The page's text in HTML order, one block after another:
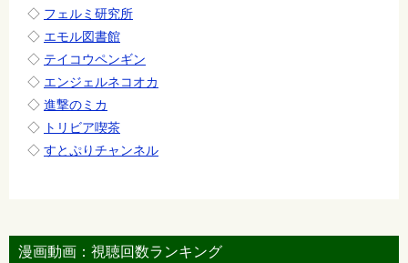
◇ フェルミ研究所
◇ エモル図書館
◇ テイコウペンギン
◇ エンジェルネコオカ
◇ 進撃のミカ
◇ トリビア喫茶
◇ すとぷりチャンネル
漫画動画：視聴回数ランキング